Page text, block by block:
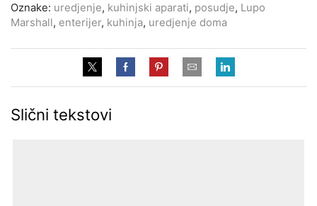
Oznake: uredjenje, kuhinjski aparati, posudje, Lupo
Marshall, enterijer, kuhinja, uredjenje doma
Slični tekstovi